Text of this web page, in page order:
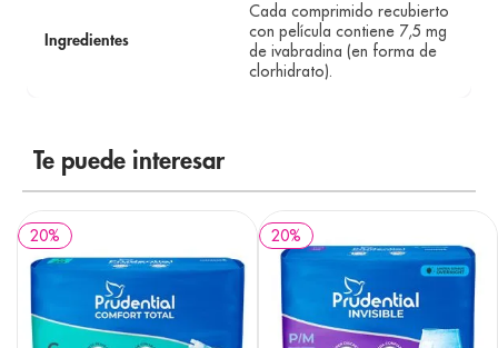
Ingredientes
Cada comprimido recubierto
con película contiene 7,5 mg
de ivabradina (en forma de
clorhidrato).
Te puede interesar
20% 20%